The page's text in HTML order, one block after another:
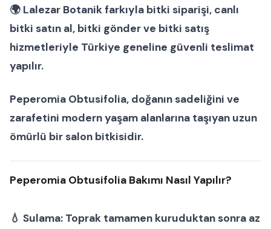
🌍 Lalezar Botanikfarkıyla bitki siparişi, canlı
bitki satın al, bitki gönderve bitki satış
hizmetleriyle Türkiye geneline güvenli teslimat
yapılır.
Peperomia Obtusifolia, doğanın sadeliğini ve
zarafetini modern yaşam alanlarına taşıyan uzun
ömürlü birsalon bitkisidir.
Peperomia Obtusifolia Bakımı Nasıl Yapılır?
💧 Sulama: Toprak tamamen kuruduktan sonra az